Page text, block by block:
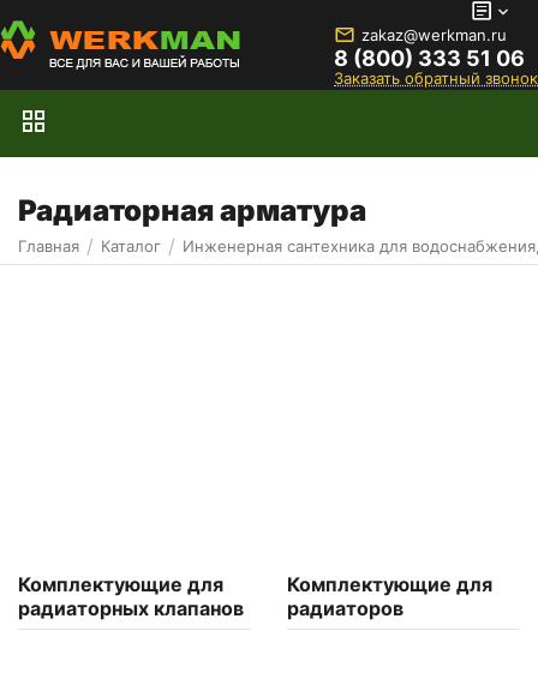
zakaz@werkman.ru
8 (800) 333 51 06
Заказать обратный звонок
Радиаторная арматура
Главная / Каталог / Инженерная сантехника для
Комплектующие для
радиаторных клапанов
Комплектующие для
радиаторов